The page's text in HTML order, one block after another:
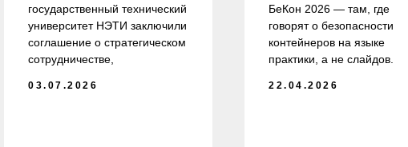
государственный технический
университет НЭТИ заключили
соглашение о стратегическом
сотрудничестве,
03.07.2026
БеКон 2026 — там, где
говорят о безопасности
контейнеров на языке
практики, а не слайдов.
22.04.2026